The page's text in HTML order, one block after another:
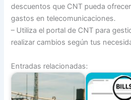
descuentos que CNT pueda
gastos en telecomunicaciones.
– Utiliza el portal de CNT para
realizar cambios según tus
Entradas relacionadas: